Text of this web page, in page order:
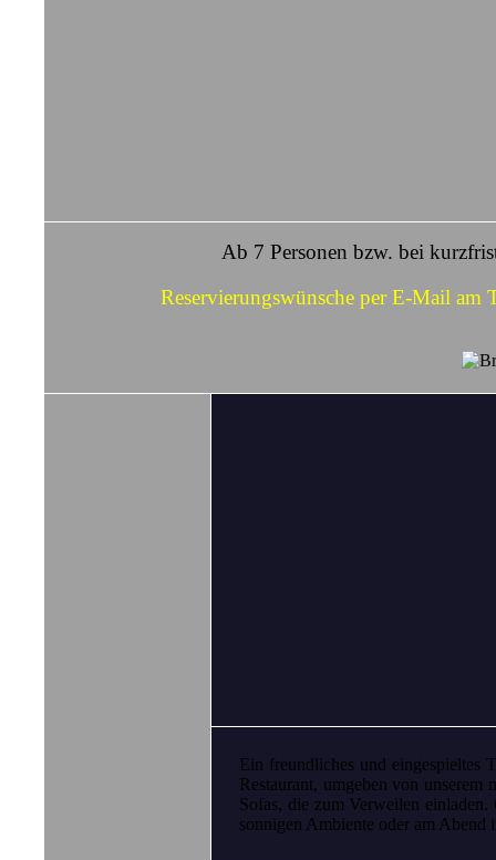
Ab 7 Personen bzw. bei
Reservierungswünsche per E-Mail am
Ein freundliches und eingespieltes
Restaurant, umgeben von
Sofas, die zum Verweilen
sonnigen Ambiente oder am Abend